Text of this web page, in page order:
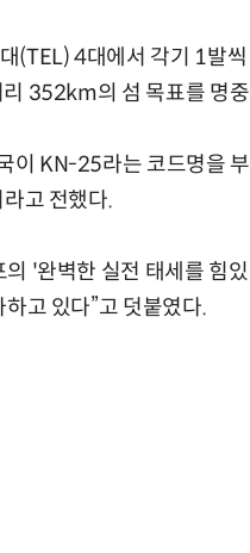
(TEL) 4대에서 각기 1발
352km의 섬 목표를 명
이 KN-25라는 코드명을
고 전했다.
'완벽한 실전 태세를 힘
고 있다”고 덧붙였다.